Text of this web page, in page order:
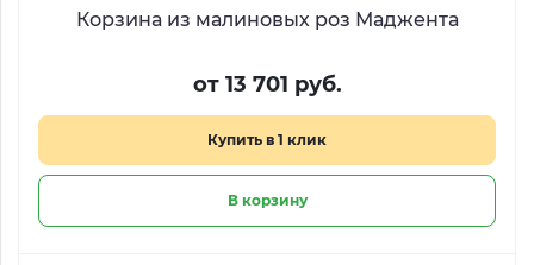
Корзина из малиновых роз Маджента
от 13 701 руб.
Купить в 1 клик
В корзину